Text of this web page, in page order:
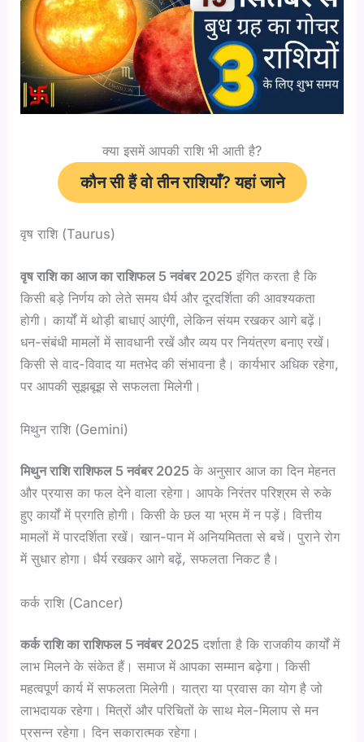
क्या इसमें आपकी राशि भी आती है?
कौन सी हैं वो तीन राशियाँ?यहां जाने
वृष राशि (Taurus)
वृष राशि का आज का राशिफल 5 नवंबर 2025 इंगित करता है कि
किसी बड़े निर्णय को लेते समय धैर्य और दूरदर्शिता की आवश्यकता
होगी। कार्यों में थोड़ी बाधाएं आएंगी, लेकिन संयम रखकर आगे बढ़ें।
धन-संबंधी मामलों में सावधानी रखें और व्यय पर नियंत्रण बनाए रखें।
किसी से वाद-विवाद या मतभेद की संभावना है। कार्यभार अधिक रहेगा,
पर आपकी सूझबूझ से सफलता मिलेगी।
मिथुन राशि (Gemini)
मिथुन राशि राशिफल 5 नवंबर 2025 के अनुसार आज का दिन मेहनत
और प्रयास का फल देने वाला रहेगा। आपके निरंतर परिश्रम से रुके
हुए कार्यों में प्रगति होगी। किसी के छल या भ्रम में न पड़ें। वित्तीय
मामलों में पारदर्शिता रखें। खान-पान में अनियमितता से बचें। पुराने रोग
में सुधार होगा। धैर्य रखकर आगे बढ़ें, सफलता निकट है।
कर्क राशि (Cancer)
कर्क राशि का राशिफल 5 नवंबर 2025 दर्शाता है कि राजकीय कार्यों में
लाभ मिलने के संकेत हैं। समाज में आपका सम्मान बढ़ेगा। किसी
महत्वपूर्ण कार्य में सफलता मिलेगी। यात्रा या प्रवास का योग है जो
लाभदायक रहेगा। मित्रों और परिचितों के साथ मेल-मिलाप से मन
प्रसन्न रहेगा। दिन सकारात्मक रहेगा।